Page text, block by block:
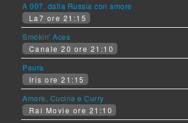
A 007, dalla Russia con amore
La7 ore 21:15
Smokin' Aces
Canale 20 ore 21:10
Paura
Iris ore 21:15
Amore, Cucina e Curry
Rai Movie ore 21:10